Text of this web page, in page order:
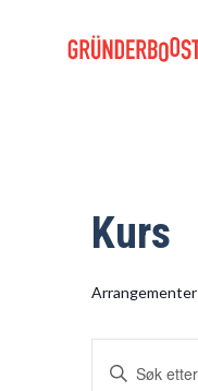
Kurs
Arrangementer
Skriv